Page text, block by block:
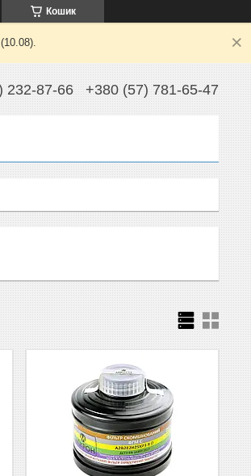
Кошик
232-87-66 +380 (57) 781-65-47